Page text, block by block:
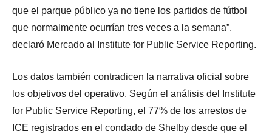
que el parque público ya no tiene los partidos de fútbol
que normalmente ocurrían tres veces a la semana”,
declaró Mercado al Institute for Public Service Reporting.
Los datos también contradicen la narrativa oficial sobre
los objetivos del operativo. Según el análisis del Institute
for Public Service Reporting, el 77% de los arrestos de
ICE registrados en el condado de Shelby desde que el